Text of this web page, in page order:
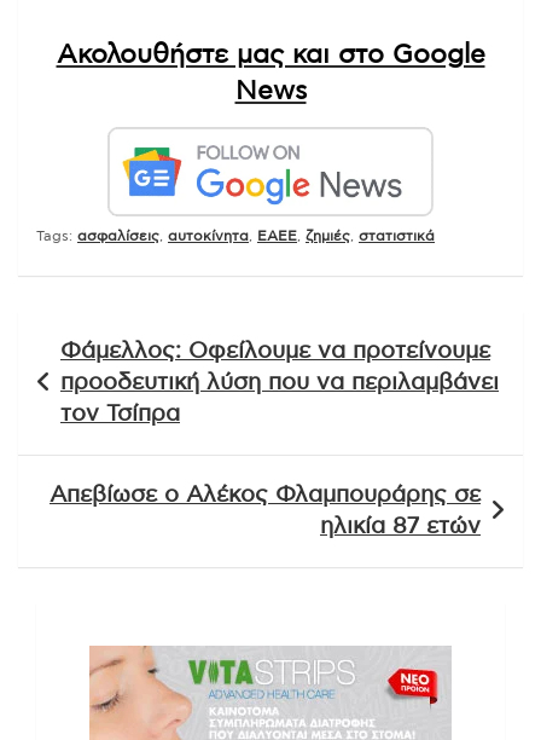
Ακολουθήστε μας και στο Google
News
Tags: ασφαλίσεις αυτοκίνητα ΕΑΕΕ ζημιές στατιστικά
άρθρων
Φάμελλος: Οφείλουμε να προτείνουμε
προοδευτική λύση που να περιλαμβάνει
τον Τσίπρα
Απεβίωσε ο Αλέκος Φλαμπουράρης σε
ηλικία 87 ετών